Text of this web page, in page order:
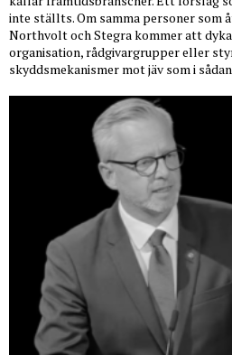
inte ställts. Om samma personer som
Northvolt och Stegra kommer att dyka
organisation, rådgivargrupper eller
skyddsmekanismer mot jäv som i